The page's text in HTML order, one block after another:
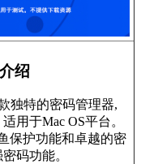
绍
独特的密码管理器,
用于Mac OS平台。
保护功能和卓越的密
码功能。